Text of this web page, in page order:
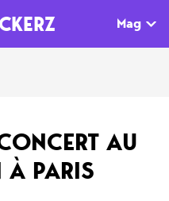
Mag
Paris
Festivals
AU
À PARIS